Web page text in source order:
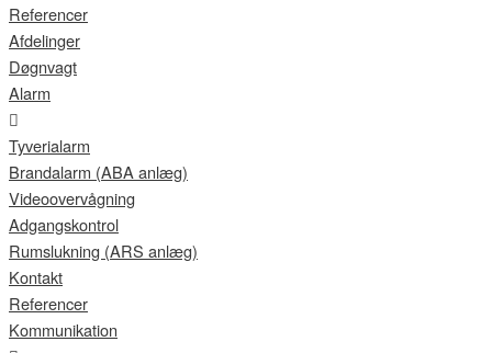
Referencer
Afdelinger
Døgnvagt
Alarm
Tyverialarm
Brandalarm (ABA anlæg)
Videoovervågning
Adgangskontrol
Rumslukning (ARS anlæg)
Kontakt
Referencer
Kommunikation